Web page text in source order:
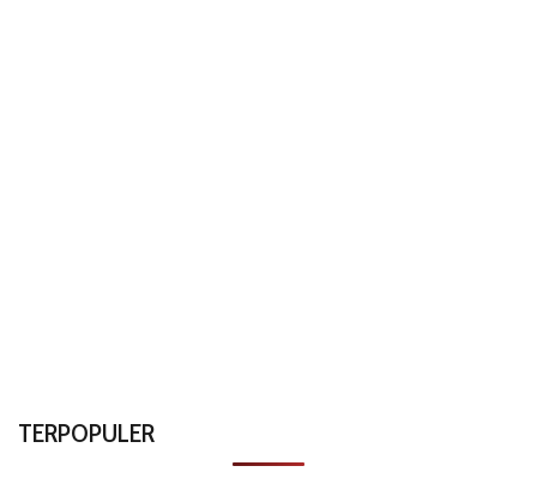
TERPOPULER